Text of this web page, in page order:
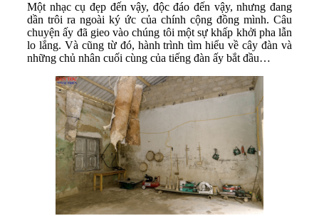
Một nhạc cụ đẹp đến vậy, độc đáo đến vậy, nhưng đang
dần trôi ra ngoài ký ức của chính cộng đồng mình. Câu
chuyện ấy đã gieo vào chúng tôi một sự khấp khởi pha lẫn
lo lắng. Và cũng từ đó, hành trình tìm hiểu về cây đàn và
những chủ nhân cuối cùng của tiếng đàn ấy bắt đầu…